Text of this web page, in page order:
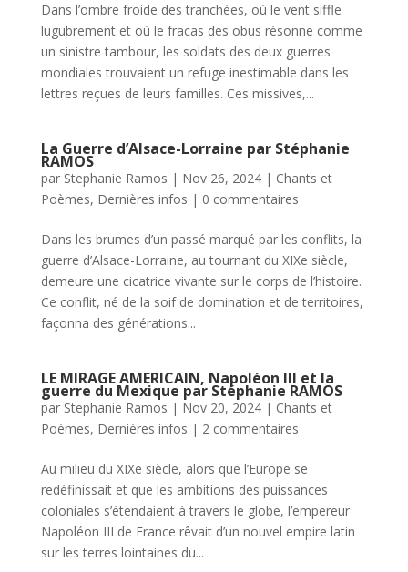
Dans l’ombre froide des tranchées, où le vent siffle
lugubrement et où le fracas des obus résonne comme
un sinistre tambour, les soldats des deux guerres
mondiales trouvaient un refuge inestimable dans les
lettres reçues de leurs familles. Ces missives,...
La Guerre d’Alsace-Lorraine par Stéphanie
RAMOS
par Stephanie Ramos | Nov 26, 2024| Chants et
Poèmes, Dernières infos | 0 commentaires
Dans les brumes d’un passé marqué par les conflits, la
guerre d’Alsace-Lorraine, au tournant du XIXe siècle,
demeure une cicatrice vivante sur le corps de l’histoire.
Ce conflit, né de la soif de domination et de territoires,
façonna des générations...
LE MIRAGE AMERICAIN, Napoléon III et la
guerre du Mexique par Stéphanie RAMOS
par Stephanie Ramos | Nov 20, 2024| Chants et
Poèmes, Dernières infos | 2 commentaires
Au milieu du XIXe siècle, alors que l’Europe se
redéfinissait et que les ambitions des puissances
coloniales s’étendaient à travers le globe, l’empereur
Napoléon III de France rêvait d’un nouvel empire latin
sur les terres lointaines du...